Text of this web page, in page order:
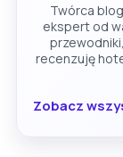
Twórca
ekspert od
recenzuję
Zobacz